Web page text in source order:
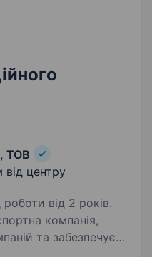
ТОВ
від центру
від 2 років.
компанія,
та забезпечує